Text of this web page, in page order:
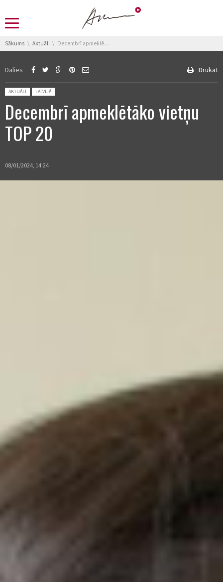
You are here:
Sākums Aktuāli Decembrī apmeklētāko vietņu TOP 20
Dalies Drukāt
Posted in:
AKTUĀLI LATVIJĀ
Decembrī apmeklētāko vietņu
TOP 20
08/01/2024, 14:24